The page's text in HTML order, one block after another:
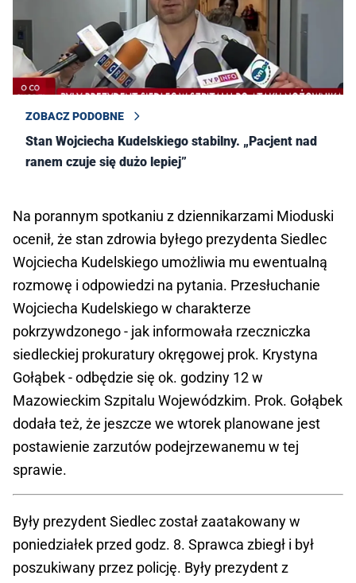
ZOBACZ PODOBNE
Stan Wojciecha Kudelskiego stabilny. „Pacjent nad
ranem czuje się dużo lepiej”
Na porannym spotkaniu z dziennikarzami Mioduski
ocenił, że stan zdrowia byłego prezydenta Siedlec
Wojciecha Kudelskiego umożliwia mu ewentualną
rozmowę i odpowiedzi na pytania. Przesłuchanie
Wojciecha Kudelskiego w charakterze
pokrzywdzonego - jak informowała rzeczniczka
siedleckiej prokuratury okręgowej prok. Krystyna
Gołąbek - odbędzie się ok. godziny 12 w
Mazowieckim Szpitalu Wojewódzkim. Prok. Gołąbek
dodała też, że jeszcze we wtorek planowane jest
postawienie zarzutów podejrzewanemu w tej
sprawie.
Były prezydent Siedlec został zaatakowany w
poniedziałek przed godz. 8. Sprawca zbiegł i był
poszukiwany przez policję. Były prezydent z